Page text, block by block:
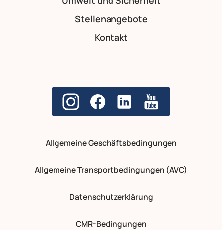
Stellenangebote
Kontakt
Allgemeine Geschäftsbedingungen
Allgemeine Transportbedingungen (AVC)
Datenschutzerklärung
CMR-Bedingungen